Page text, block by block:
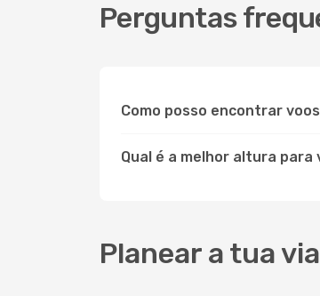
Perguntas
Como posso encontrar
Qual é a melhor altura para
Planear a tua